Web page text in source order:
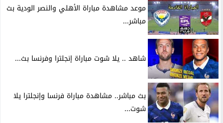
موعد مشاهدة مباراة الأهلي والنصر الودية بث
مباشر...
شاهد .. يلا شوت مباراة إنجلترا وفرنسا بث...
بث مباشر.. مشاهدة مباراة فرنسا وإنجلترا يلا
شوت...